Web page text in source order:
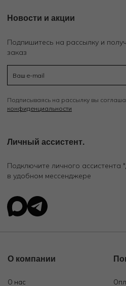
Новости и акции
Подпишитесь на рассылку и
заказ
Подписываясь на рассылку вы
конфиденциальности
Личный ассистент.
Подключите личного ассистента
в удобном мессенджере
О компании
О нас